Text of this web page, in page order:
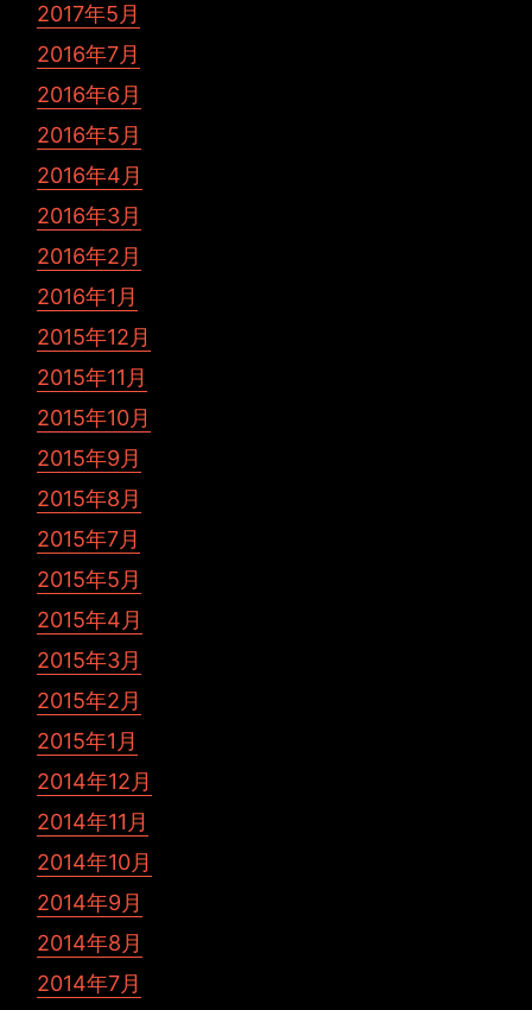
2017年5月
2016年7月
2016年6月
2016年5月
2016年4月
2016年3月
2016年2月
2016年1月
2015年12月
2015年11月
2015年10月
2015年9月
2015年8月
2015年7月
2015年5月
2015年4月
2015年3月
2015年2月
2015年1月
2014年12月
2014年11月
2014年10月
2014年9月
2014年8月
2014年7月